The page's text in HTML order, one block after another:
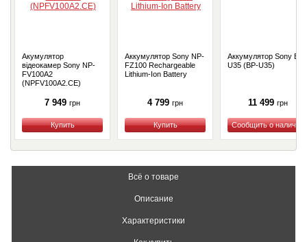
Акумулятор
відеокамер Sony NP-
FV100A2
(NPFV100A2.CE)
7 949 грн
Купить
Аккумулятор Sony NP-
FZ100 Rechargeable
Lithium-Ion Battery
4 799 грн
Купить
Аккумулятор Sony BP-
U35 (BP-U35)
11 499 грн
Купить
Всё о товаре
Описание
Характеристики